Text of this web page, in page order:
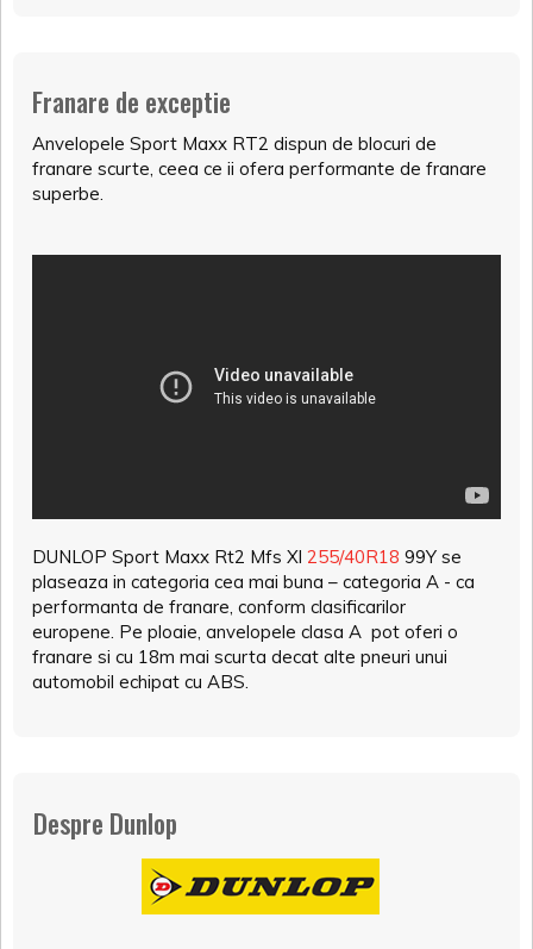
Franare de exceptie
Anvelopele Sport Maxx RT2 dispun de blocuri de
franare scurte, ceea ce ii ofera performante de franare
superbe.
DUNLOP Sport Maxx Rt2 Mfs Xl 255/40R18 99Y se
plaseaza in categoria cea mai buna – categoria A - ca
performanta de franare, conform clasificarilor
europene. Pe ploaie, anvelopele clasa A pot oferi o
franare si cu 18m mai scurta decat alte pneuri unui
automobil echipat cu ABS.
Despre Dunlop